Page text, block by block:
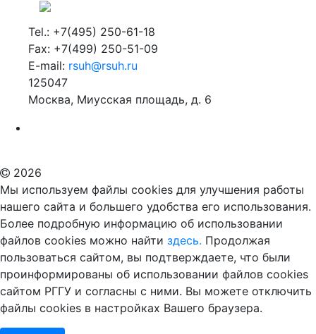
Tel.: +7(495) 250-61-18
Fax: +7(499) 250-51-09
E-mail: rsuh@rsuh.ru
125047
Москва, Миусская площадь, д. 6
2026
Мы используем файлы cookies для улучшения работы
нашего сайта и большего удобства его использования.
Более подробную информацию об использовании
файлов cookies можно найти здесь. Продолжая
пользоваться сайтом, вы подтверждаете, что были
проинформированы об использовании файлов cookies
сайтом РГГУ и согласны с ними. Вы можете отключить
файлы cookies в настройках Вашего браузера.